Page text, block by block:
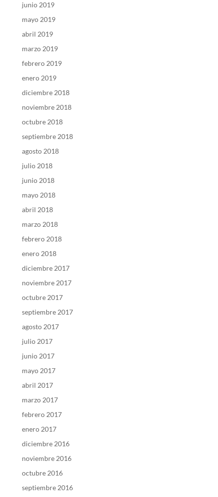
junio 2019
mayo 2019
abril 2019
marzo 2019
febrero 2019
enero 2019
diciembre 2018
noviembre 2018
octubre 2018
septiembre 2018
agosto 2018
julio 2018
junio 2018
mayo 2018
abril 2018
marzo 2018
febrero 2018
enero 2018
diciembre 2017
noviembre 2017
octubre 2017
septiembre 2017
agosto 2017
julio 2017
junio 2017
mayo 2017
abril 2017
marzo 2017
febrero 2017
enero 2017
diciembre 2016
noviembre 2016
octubre 2016
septiembre 2016